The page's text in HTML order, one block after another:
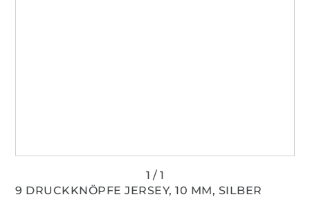
9 DRUCKKNÖPFE JERSEY, 10 MM, SILBER